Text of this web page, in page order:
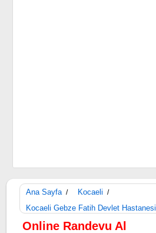
Ana Sayfa / Kocaeli /
Kocaeli Gebze Fatih Devlet Hastanesi
Online Randevu Al